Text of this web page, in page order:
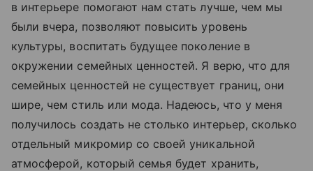
в интерьере помогают нам стать лучше, чем мы
были вчера, позволяют повысить уровень
культуры, воспитать будущее поколение в
окружении семейных ценностей. Я верю, что для
семейных ценностей не существует границ, они
шире, чем стиль или мода. Надеюсь, что у меня
получилось создать не столько интерьер, сколько
отдельный микромир со своей уникальной
атмосферой, который семья будет хранить,